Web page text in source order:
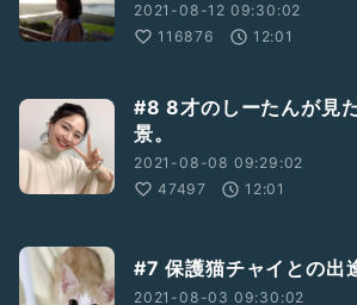
2021-08-12 09:30:02
116876
12:01
#8 8才のしーたんが見
景。
2021-08-08 09:29:02
47497
12:01
#7 保護猫チャイとの出
2021-08-03 09:30:02